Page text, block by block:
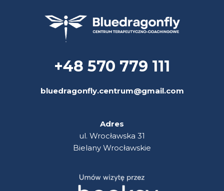
Adres
ul. Wrocławska 31
Bielany Wrocławskie
bluedragonfly.centrum@gmail.com
+48 570 779 111